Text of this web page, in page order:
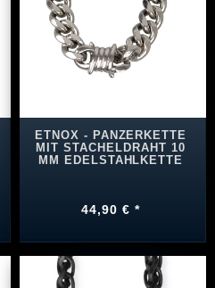
ETNOX - PANZERKETTE
MIT STACHELDRAHT 10
MM EDELSTAHLKETTE
44,90 € *